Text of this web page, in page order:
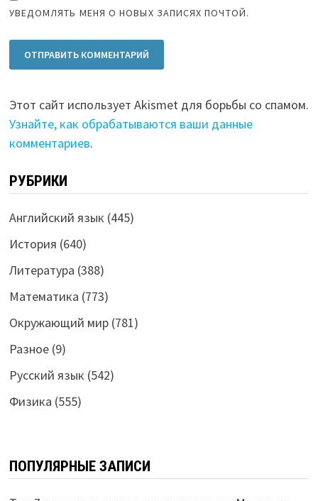
УВЕДОМЛЯТЬ МЕНЯ О НОВЫХ ЗАПИСЯХ ПОЧТОЙ.
Этот сайт использует Akismet для борьбы со спамом.
Узнайте, как обрабатываются ваши данные
комментариев.
РУБРИКИ
Английский язык (445)
История (640)
Литература (388)
Математика (773)
Окружающий мир(781)
Разное(9)
Русский язык (542)
Физика (555)
ПОПУЛЯРНЫЕ ЗАПИСИ